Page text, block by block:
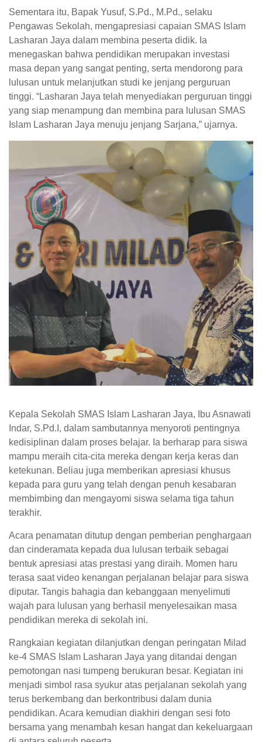
Sementara itu, Bapak Yusuf, S.Pd., M.Pd., selaku
Pengawas Sekolah, mengapresiasi capaian SMAS Islam
Lasharan Jaya dalam membina peserta didik. Ia
menegaskan bahwa pendidikan merupakan investasi
masa depan yang sangat penting, serta mendorong para
lulusan untuk melanjutkan studi ke jenjang perguruan
tinggi. “Lasharan Jaya telah menyediakan perguruan tinggi
yang siap menampung dan membina para lulusan SMAS
Islam Lasharan Jaya menuju jenjang Sarjana,” ujarnya.
Kepala Sekolah SMAS Islam Lasharan Jaya, Ibu Asnawati
Indar, S.Pd.I, dalam sambutannya menyoroti pentingnya
kedisiplinan dalam proses belajar. Ia berharap para siswa
mampu meraih cita-cita mereka dengan kerja keras dan
ketekunan. Beliau juga memberikan apresiasi khusus
kepada para guru yang telah dengan penuh kesabaran
membimbing dan mengayomi siswa selama tiga tahun
terakhir.
Acara penamatan ditutup dengan pemberian penghargaan
dan cinderamata kepada dua lulusan terbaik sebagai
bentuk apresiasi atas prestasi yang diraih. Momen haru
terasa saat video kenangan perjalanan belajar para siswa
diputar. Tangis bahagia dan kebanggaan menyelimuti
wajah para lulusan yang berhasil menyelesaikan masa
pendidikan mereka di sekolah ini.
Rangkaian kegiatan dilanjutkan dengan peringatan Milad
ke-4 SMAS Islam Lasharan Jaya yang ditandai dengan
pemotongan nasi tumpeng berukuran besar. Kegiatan ini
menjadi simbol rasa syukur atas perjalanan sekolah yang
terus berkembang dan berkontribusi dalam dunia
pendidikan. Acara kemudian diakhiri dengan sesi foto
bersama yang menambah kesan hangat dan kekeluargaan